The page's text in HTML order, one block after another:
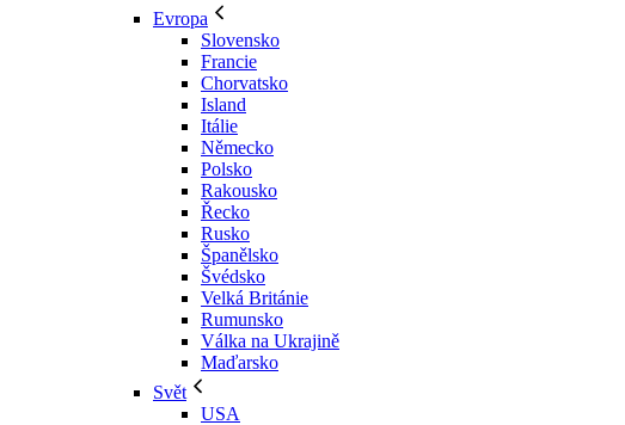
Evropa
Slovensko
Francie
Chorvatsko
Island
Itálie
Německo
Polsko
Rakousko
Řecko
Rusko
Španělsko
Švédsko
Velká Británie
Rumunsko
Válka na Ukrajině
Maďarsko
Svět
USA